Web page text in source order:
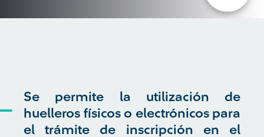
Se permite la utilización de
huelleros físicos o electrónicos para
el trámite de inscripción en el